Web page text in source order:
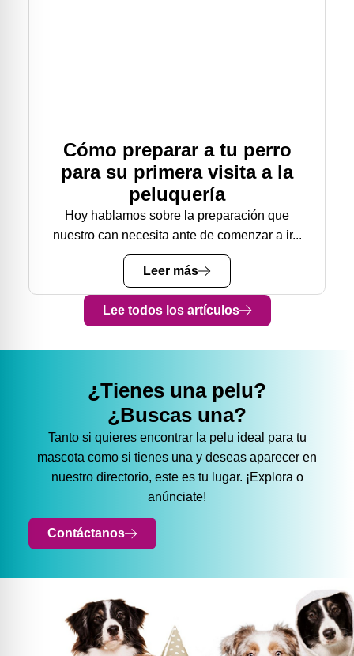
Cómo preparar a tu perro
para su primera visita a la
peluquería
Hoy hablamos sobre la preparación que
nuestro can necesita ante de comenzar a ir...
Leer más
Lee todos los artículos
¿Tienes una pelu?
¿Buscas una?
Tanto si quieres encontrar la pelu ideal para tu
mascota como si tienes una y deseas aparecer en
nuestro directorio, este es tu lugar. ¡Explora o
anúnciate!
Contáctanos